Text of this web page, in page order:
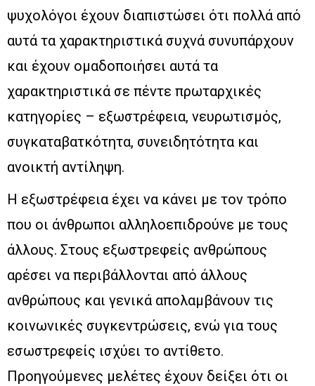
ψυχολόγοι έχουν διαπιστώσει ότι πολλά από
αυτά τα χαρακτηριστικά συχνά συνυπάρχουν
και έχουν ομαδοποιήσει αυτά τα
χαρακτηριστικά σε πέντε πρωταρχικές
κατηγορίες – εξωστρέφεια, νευρωτισμός,
συγκαταβατκότητα, συνειδητότητα και
ανοικτή αντίληψη.
Η εξωστρέφεια έχει να κάνει με τον τρόπο
που οι άνθρωποι αλληλοεπιδρούνε με τους
άλλους. Στους εξωστρεφείς ανθρώπους
αρέσει να περιβάλλονται από άλλους
ανθρώπους και γενικά απολαμβάνουν τις
κοινωνικές συγκεντρώσεις, ενώ για τους
εσωστρεφείς ισχύει το αντίθετο.
Προηγούμενες μελέτες έχουν δείξει ότι οι